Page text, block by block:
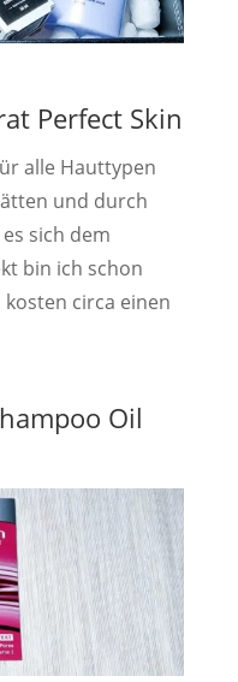
Perfect Skin
alle Hauttypen
und durch
sich dem
bin ich schon
circa einen
Oil